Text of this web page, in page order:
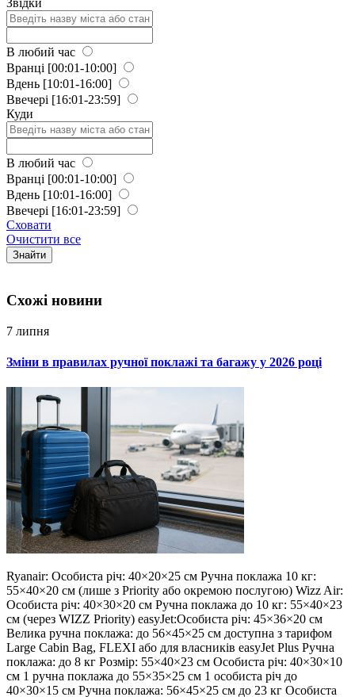
В любий час
Вранці [00:01-10:00]
Вдень [10:01-16:00]
Ввечері [16:01-23:59]
Куди
В любий час
Вранці [00:01-10:00]
Вдень [10:01-16:00]
Ввечері [16:01-23:59]
Сховати
Очистити все
Знайти
Схожi новини
7 липня
Зміни в правилах ручної поклажі та багажу у 2026 році
Ryanair: Особиста річ: 40×20×25 см Ручна поклажа 10 кг:
55×40×20 см (лише з Priority або окремою послугою) Wizz Air:
Особиста річ: 40×30×20 см Ручна поклажа до 10 кг: 55×40×23
см (через WIZZ Priority) easyJet:Особиста річ: 45×36×20 см
Велика ручна поклажа: до 56×45×25 см доступна з тарифом
Large Cabin Bag, FLEXI або для власників easyJet Plus Ручна
поклажа: до 8 кг Розмір: 55×40×23 см Особиста річ: 40×30×10
см 1 ручна поклажа до 55×35×25 см 1 особиста річ до
40×30×15 см Ручна поклажа: 56×45×25 см до 23 кг Особиста